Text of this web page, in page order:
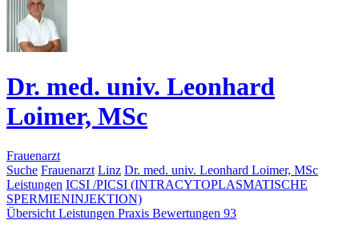
Dr. med. univ. Leonhard
Loimer, MSc
Frauenarzt
Suche Frauenarzt Linz Dr. med. univ. Leonhard Loimer, MSc
Leistungen ICSI /PICSI (INTRACYTOPLASMATISCHE
SPERMIENINJEKTION)
Übersicht Leistungen Praxis Bewertungen 93